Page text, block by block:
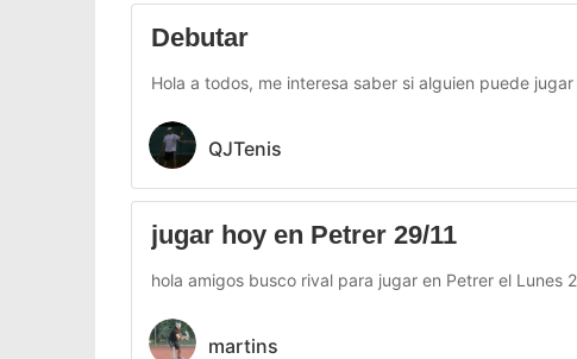
Debutar
Hola a todos, me interesa saber si alguien puede
QJTenis
jugar hoy en Petrer 29/11
hola amigos busco rival para jugar en Petrer el
martins